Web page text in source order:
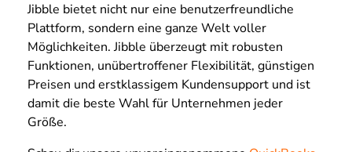
Jibble bietet nicht nur eine benutzerfreundliche
Plattform, sondern eine ganze Welt voller
Möglichkeiten. Jibble überzeugt mit robusten
Funktionen, unübertroffener Flexibilität, günstigen
Preisen und erstklassigem Kundensupport und ist
damit die beste Wahl für Unternehmen jeder
Größe.